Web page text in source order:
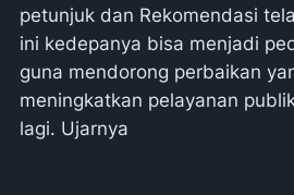
petunjuk dan Rekomendasi
ini kedepanya bisa menjadi
guna mendorong perbaikan
meningkatkan pelayanan
lagi. Ujarnya